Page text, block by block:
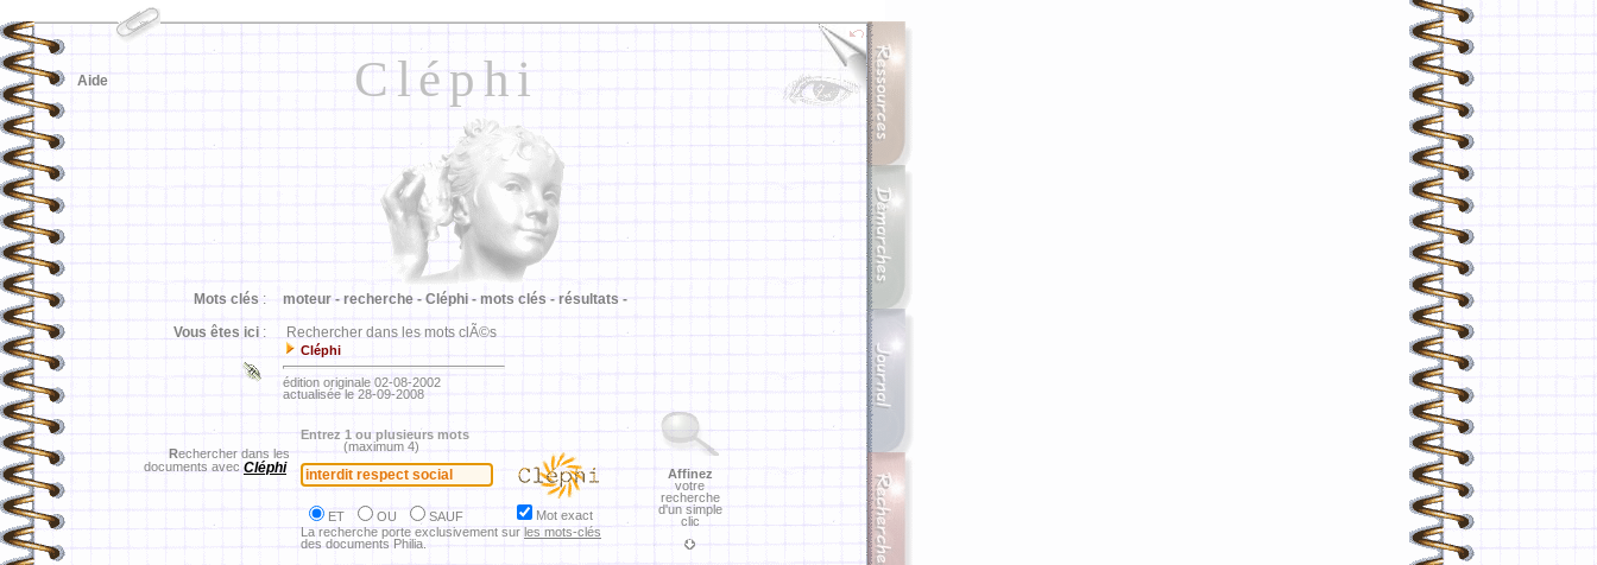
Cléphi
Aide
Mots clés : moteur - recherche - Cléphi - mots clés - résultats -
Vous êtes ici : Rechercher dans les mots clÃ©s
Cléphi
édition originale 02-08-2002
actualisée le 28-09-2008
Rechercher dans les
documents avec Cléphi
Entrez 1 ou plusieurs mots
(maximum 4)
ET OU SAUF
Mot exact
La recherche porte exclusivement sur les mots-clés
des documents Philia.
Affinez
votre
recherche
d'un simple
clic